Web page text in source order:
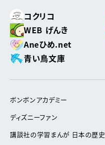
コクリコ
WEB げんき
Aneひめ.net
青い鳥文庫
ボンボンアカデミー
ディズニーファン
講談社の学習まんが 日本の歴史